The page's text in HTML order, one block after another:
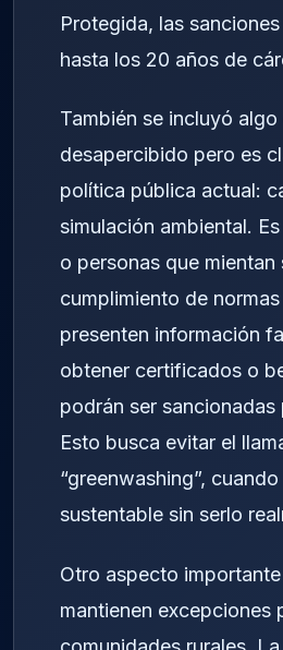
Protegida, las
hasta los 20 años de
También se incluyó
desapercibido pero es
política pública actual:
simulación ambiental.
o personas que mientan
cumplimiento de
presenten información
obtener certificados o
podrán ser sancionadas
Esto busca evitar el
“greenwashing”,
sustentable sin serlo
Otro aspecto
mantienen excepciones